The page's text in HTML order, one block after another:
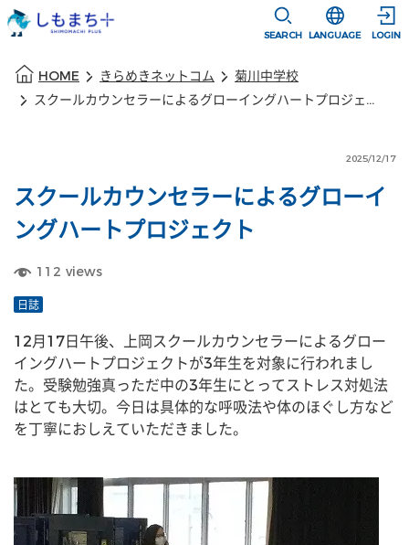
SEARCH
選択すると言
LANGUAGE LOGIN
HOME きらめきネットコム
菊川中学校
スクールカウンセラーによるグローイングハートプロジェクト
2025/12/17
スクールカウンセラーによるグローイ
ングハートプロジェクト
112 views
日誌
12月17日午後、上岡スクールカウンセラーによるグロー
イングハートプロジェクトが3年生を対象に行われまし
た。受験勉強真っただ中の3年生にとってストレス対処法
はとても大切。今日は具体的な呼吸法や体のほぐし方など
を丁寧におしえていただきました。